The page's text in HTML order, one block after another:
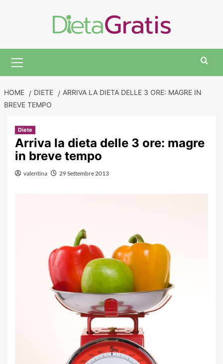
Menu
HOME DIETE
ARRIVA LA DIETA DELLE 3 ORE: MAGRE IN
BREVE TEMPO
Diete
Arriva la dieta delle 3 ore: magre
in breve tempo
valentina 29 Settembre 2013